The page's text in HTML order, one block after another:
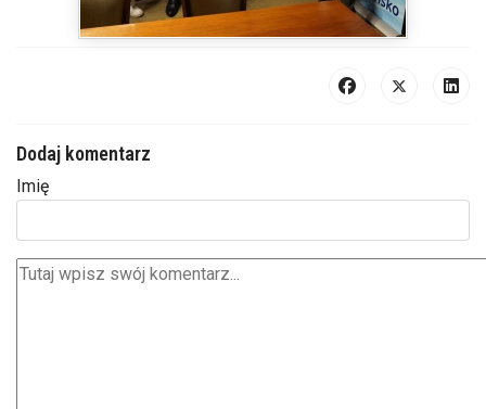
Dodaj komentarz
Imię